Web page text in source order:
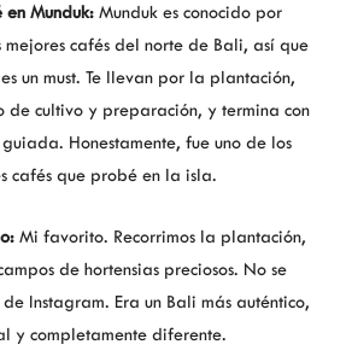
en Munduk:Munduk es conocido por
mejores cafés del norte de Bali, así que
un must. Te llevan por la plantación,
de cultivo y preparación, y termina con
Honestamente, fue uno de los
cafés que probé en la isla.
Mi favorito. Recorrimos la plantación,
de hortensias preciosos. No se
Instagram. Era un Bali más auténtico,
y completamente diferente.